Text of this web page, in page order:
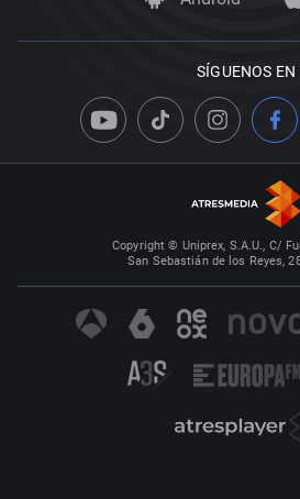
SÍGUENOS EN
Copyright © Uniprex, S.A.U., C/
San Sebastián de los Reyes,